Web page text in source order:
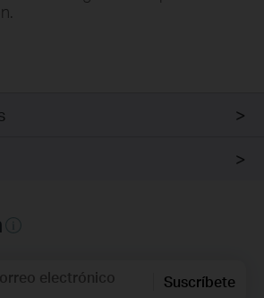
electrónico Suscríbete